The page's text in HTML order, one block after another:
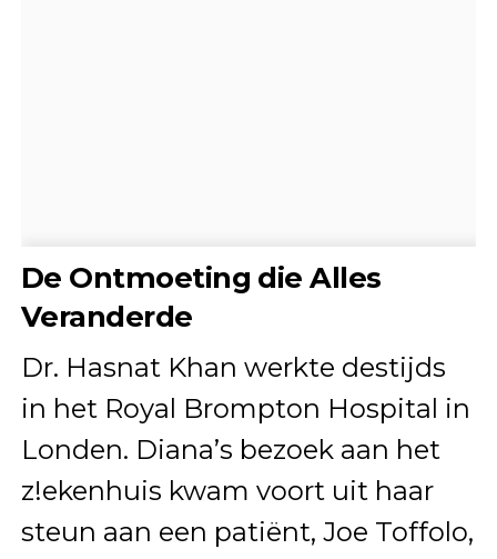
De Ontmoeting die Alles
Veranderde
Dr. Hasnat Khan werkte destijds
in het Royal Brompton Hospital in
Londen. Diana’s bezoek aan het
z!ekenhuis kwam voort uit haar
steun aan een patiënt, Joe Toffolo,